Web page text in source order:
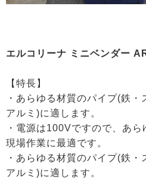
エルコリーナ ミニベンダー
【特長】
・あらゆる材質のパイプ(鉄・
アルミ)に適します。
・電源は100Vですので、あら
現場作業に最適です。
・あらゆる材質のパイプ(鉄・
アルミ)に適します。